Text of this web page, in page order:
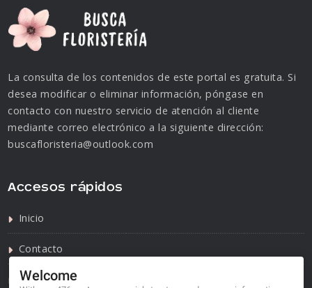
La consulta de los contenidos de este portal es gratuita. Si
desea modificar o eliminar información, póngase en
contacto con nuestro servicio de atención al cliente
mediante correo electrónico a la siguiente dirección:
buscafloristeria@outlook.com
Accesos rápidos
Inicio
Contacto
Política de privacidad
Welcome